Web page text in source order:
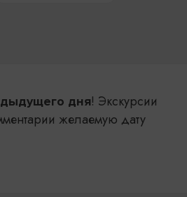
дня! Экскурсии
желаемую дату